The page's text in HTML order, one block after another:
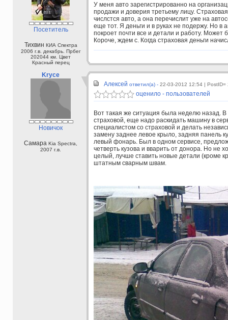
Посетитель
Тихвин КИА Спектра
2006 г.в. декабрь. Прбег
202044 км. Цвет
Красный перец
У меня авто зарегистрированно на
продажи и доверия третьему лицу.
числстся авто, а она перечислит уже на
еще тот. Я деньги и в руках не подержу. Но в
покроет почти все и детали и работу. Может
Короче, ждем с. Когда страховая деньги
Kryce
Новичок
Самара Kia Spectra,
2007 г.в.
Алексей ответил(а) - 22-03-2012 12:54 | PostID=
оценило - пользователей
Вот такая же ситуация была неделю назад.
страховой, еще надо раскидать машину в
специалистом со страховой и делать
замену заднее левое крыло, задняя панель
левый фонарь. Был в одном сервисе,
четверть кузова и вварить от донора. Но не
целый, лучше ставить новые детали (кроме
штатным сварным швам.